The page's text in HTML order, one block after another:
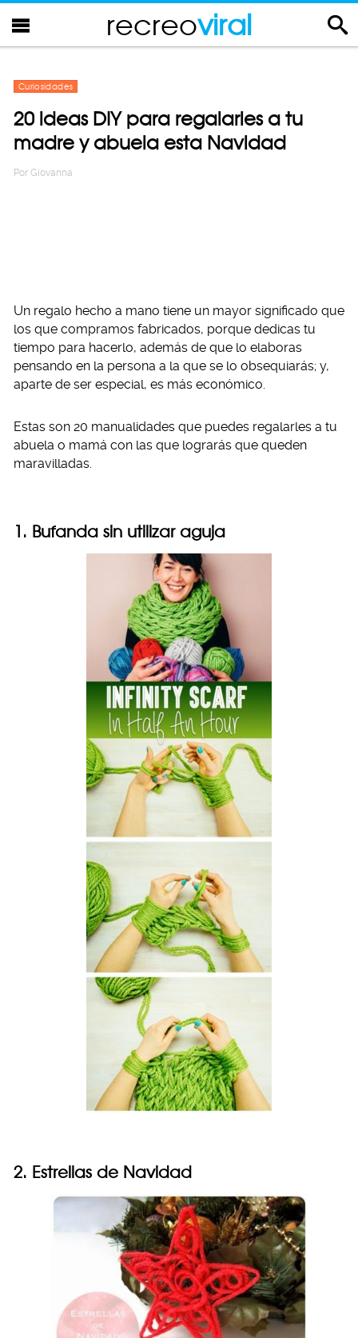
recreoviral
Curiosidades
20 ideas DIY para regalarles a tu
madre y abuela esta Navidad
Por Giovanna
Un regalo hecho a mano tiene un mayor significado que
los que compramos fabricados, porque dedicas tu
tiempo para hacerlo, además de que lo elaboras
pensando en la persona a la que se lo obsequiarás; y,
aparte de ser especial, es más económico.
Estas son 20 manualidades que puedes regalarles a tu
abuela o mamá con las que lograrás que queden
maravilladas.
1. Bufanda sin utilizar aguja
2. Estrellas de Navidad